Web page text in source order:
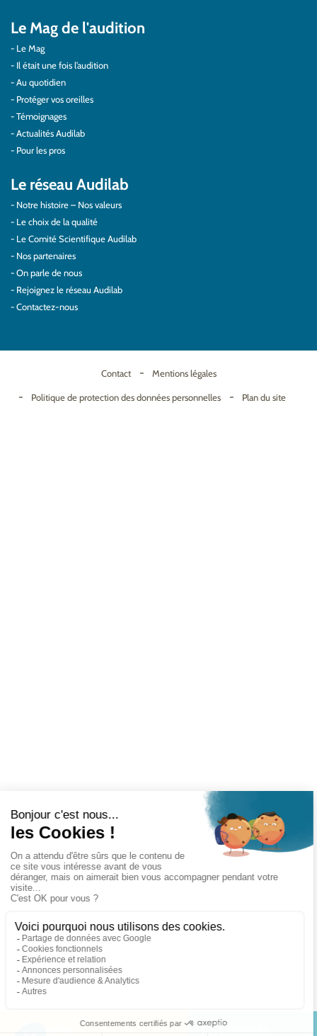
Testez
Le Mag de l'audition
Le Mag
Il était une fois l’audition
Au quotidien
Protéger vos oreilles
Témoignages
Actualités Audilab
Pour les pros
Le réseau Audilab
Notre histoire – Nos valeurs
Le choix de la qualité
Le Comité Scientifique Audilab
Nos partenaires
On parle de nous
Rejoignez le réseau Audilab
Contactez-nous
Contact Mentions légales
Politique de protection des données personnelles Plan du site